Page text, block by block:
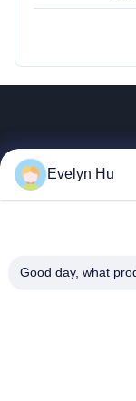
Evelyn Hu
Good day, what